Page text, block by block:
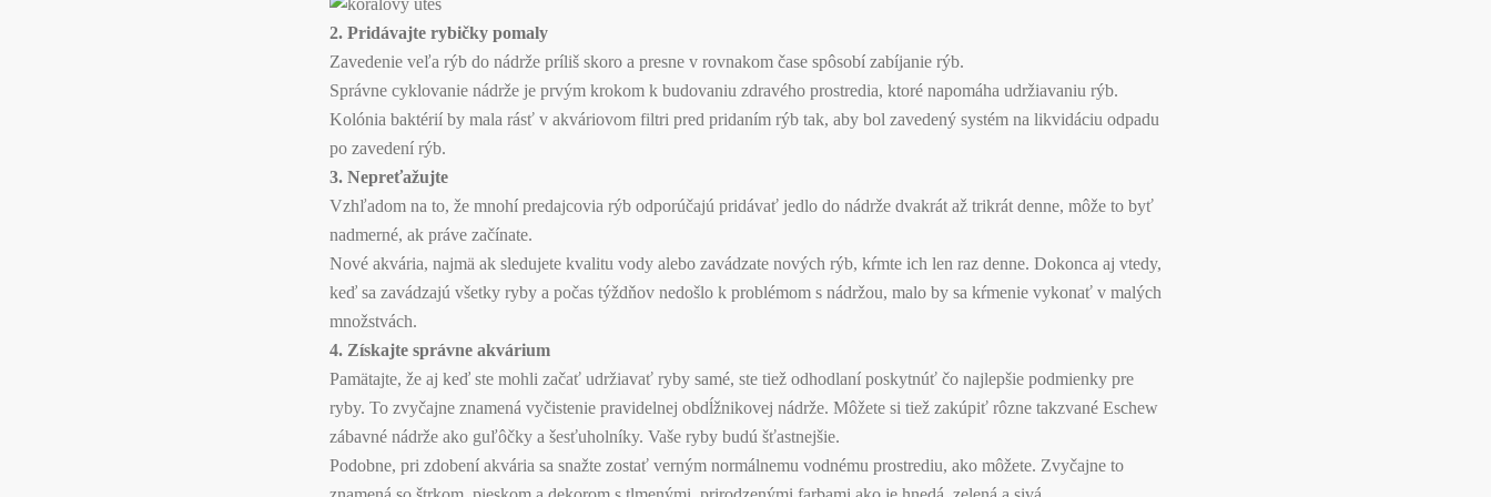
2. Pridávajte rybičky pomaly
Zavedenie veľa rýb do nádrže príliš skoro a presne v rovnakom čase spôsobí zabíjanie rýb.
Správne cyklovanie nádrže je prvým krokom k budovaniu zdravého prostredia, ktoré napomáha udržiavaniu rýb.
Kolónia baktérií by mala rásť v akváriovom filtri pred pridaním rýb tak, aby bol zavedený systém na likvidáciu odpadu
po zavedení rýb.
3. Nepreťažujte
Vzhľadom na to, že mnohí predajcovia rýb odporúčajú pridávať jedlo do nádrže dvakrát až trikrát denne, môže to byť
nadmerné, ak práve začínate.
Nové akvária, najmä ak sledujete kvalitu vody alebo zavádzate nových rýb, kŕmte ich len raz denne. Dokonca aj vtedy,
keď sa zavádzajú všetky ryby a počas týždňov nedošlo k problémom s nádržou, malo by sa kŕmenie vykonať v malých
množstvách.
4. Získajte správne akvárium
Pamätajte, že aj keď ste mohli začať udržiavať ryby samé, ste tiež odhodlaní poskytnúť čo najlepšie podmienky pre
ryby. To zvyčajne znamená vyčistenie pravidelnej obdĺžnikovej nádrže. Môžete si tiež zakúpiť rôzne takzvané Eschew
zábavné nádrže ako guľôčky a šesťuholníky. Vaše ryby budú šťastnejšie.
Podobne, pri zdobení akvária sa snažte zostať verným normálnemu vodnému prostrediu, ako môžete. Zvyčajne to